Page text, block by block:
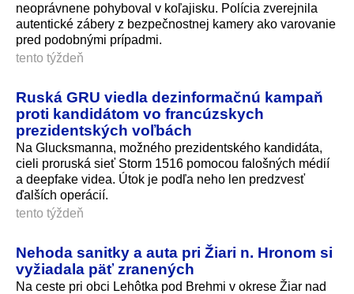
neoprávnene pohyboval v koľajisku. Polícia zverejnila
autentické zábery z bezpečnostnej kamery ako varovanie
pred podobnými prípadmi.
tento týždeň
Ruská GRU viedla dezinformačnú kampaň
proti kandidátom vo francúzskych
prezidentských voľbách
Na Glucksmanna, možného prezidentského kandidáta,
cieli proruská sieť Storm 1516 pomocou falošných médií
a deepfake videa. Útok je podľa neho len predzvesť
ďalších operácií.
tento týždeň
Nehoda sanitky a auta pri Žiari n. Hronom si
vyžiadala päť zranených
Na ceste pri obci Lehôtka pod Brehmi v okrese Žiar nad